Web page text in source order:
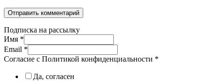
Подписка на рассылку
Имя *
Email *
Согласие с Политикой конфиденциальности *
Да, согласен